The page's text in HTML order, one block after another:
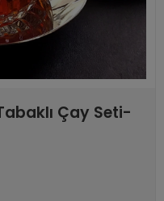
Çay Seti-